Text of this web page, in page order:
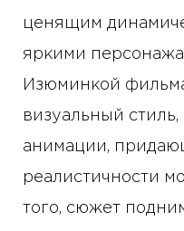
ценящим
яркими
Изюминкой
визуальный
анимации,
реалистичности
того, сюжет